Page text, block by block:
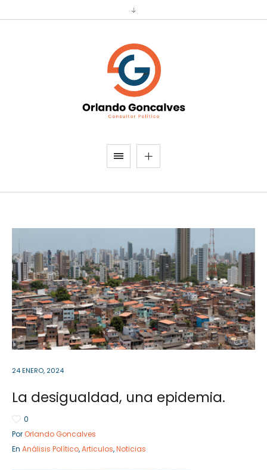
Sector Público
Servicios
Empresa Privada
Servicios
24 ENERO, 2024
La desigualdad, una epidemia.
0
Por Orlando Goncalves
En Análisis Político,Articulos,Noticias